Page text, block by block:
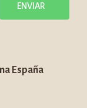
ENVIAR
España